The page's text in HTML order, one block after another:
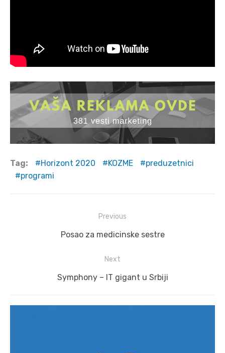
Tag: Horizont 2020 KOZME
preduzetnici
programi
navigation
Previous
Previous
Posao za medicinske sestre
Next
Next
Symphony – IT gigant u Srbiji